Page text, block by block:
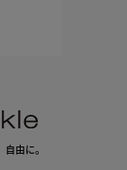
自由に。